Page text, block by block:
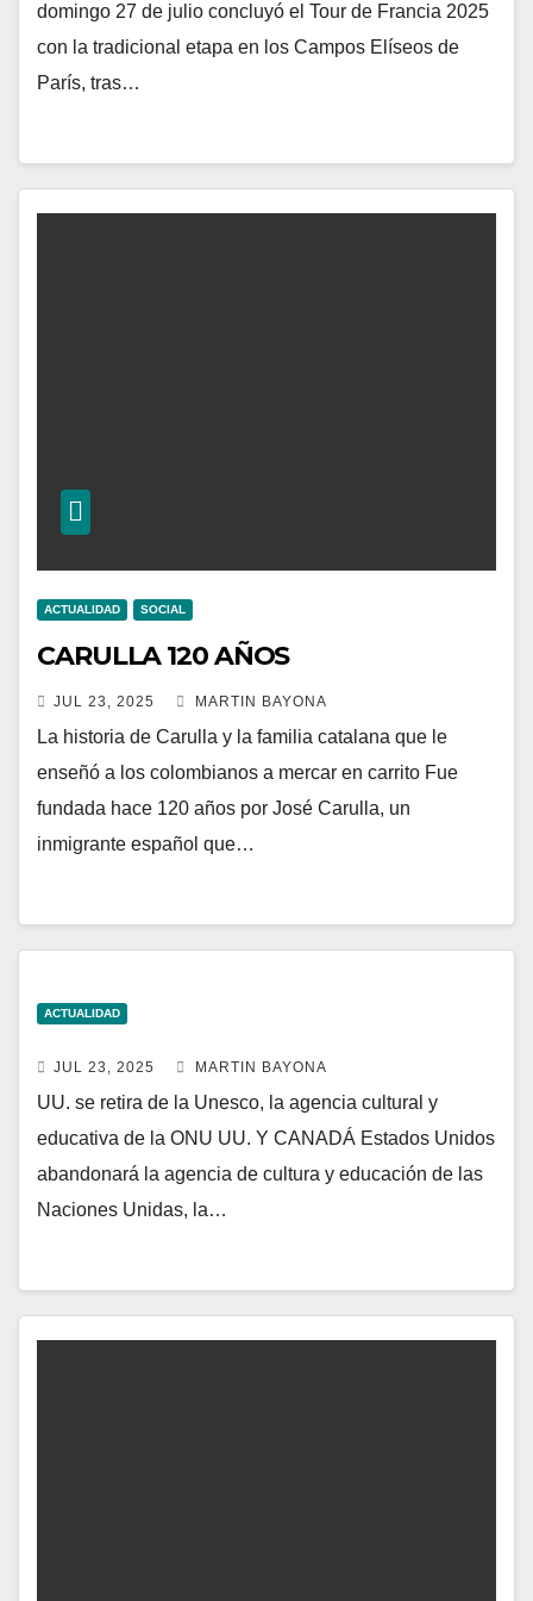
domingo 27 de julio concluyó el Tour de Francia 2025
con la tradicional etapa en los Campos Elíseos de
París, tras…
ACTUALIDAD SOCIAL
CARULLA 120 AÑOS
JUL 23, 2025 MARTIN BAYONA
La historia de Carulla y la familia catalana que le
enseñó a los colombianos a mercar en carrito Fue
fundada hace 120 años por José Carulla, un
inmigrante español que…
ACTUALIDAD
JUL 23, 2025 MARTIN BAYONA
UU. se retira de la Unesco, la agencia cultural y
educativa de la ONU UU. Y CANADÁ Estados Unidos
abandonará la agencia de cultura y educación de las
Naciones Unidas, la…